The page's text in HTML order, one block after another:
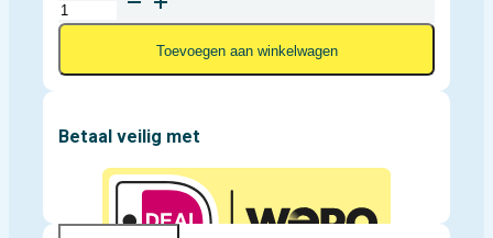
aantal
Toevoegen aan winkelwagen
Betaal veilig met